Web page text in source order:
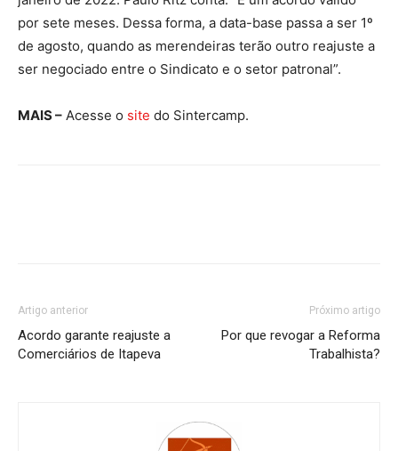
por sete meses. Dessa forma, a data-base passa a ser 1º
de agosto, quando as merendeiras terão outro reajuste a
ser negociado entre o Sindicato e o setor patronal”.
MAIS – Acesse o site do Sintercamp.
Artigo anterior
Acordo garante reajuste a
Comerciários de Itapeva
Próximo artigo
Por que revogar a Reforma
Trabalhista?